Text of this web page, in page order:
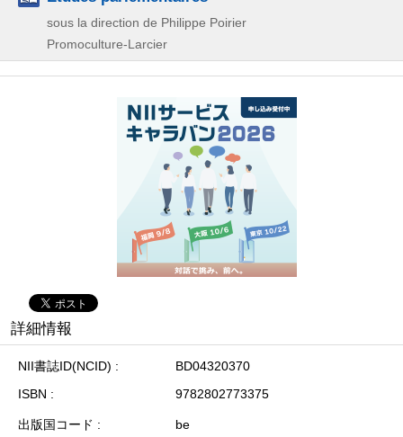
sous la direction de Philippe Poirier
Promoculture-Larcier
詳細情報
NII書誌ID(NCID)
BD04320370
ISBN
9782802773375
出版国コード
be